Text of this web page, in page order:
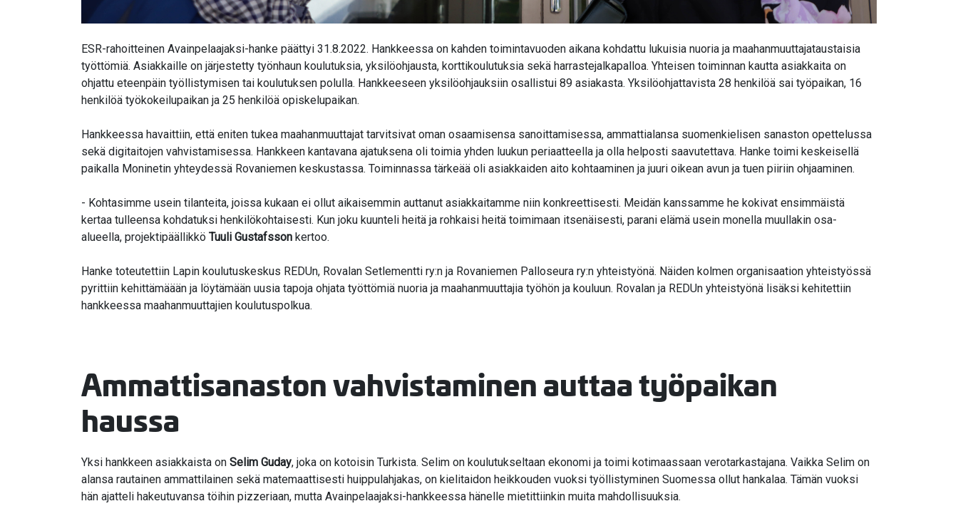
ESR-rahoitteinen Avainpelaajaksi-hanke päättyi 31.8.2022. Hankkeessa on kahden toimintavuoden aikana kohdattu lukuisia nuoria ja maahanmuuttajataustaisia
työttömiä. Asiakkaille on järjestetty työnhaun koulutuksia, yksilöohjausta, korttikoulutuksia sekä harrastejalkapalloa. Yhteisen toiminnan kautta asiakkaita on
ohjattu eteenpäin työllistymisen tai koulutuksen polulla. Hankkeeseen yksilöohjauksiin osallistui 89 asiakasta. Yksilöohjattavista 28 henkilöä sai työpaikan, 16
henkilöä työkokeilupaikan ja 25 henkilöä opiskelupaikan.
Hankkeessa havaittiin, että eniten tukea maahanmuuttajat tarvitsivat oman osaamisensa sanoittamisessa, ammattialansa suomenkielisen sanaston opettelussa
sekä digitaitojen vahvistamisessa. Hankkeen kantavana ajatuksena oli toimia yhden luukun periaatteella ja olla helposti saavutettava. Hanke toimi keskeisellä
paikalla Moninetin yhteydessä Rovaniemen keskustassa. Toiminnassa tärkeää oli asiakkaiden aito kohtaaminen ja juuri oikean avun ja tuen piiriin ohjaaminen.
- Kohtasimme usein tilanteita, joissa kukaan ei ollut aikaisemmin auttanut asiakkaitamme niin konkreettisesti. Meidän kanssamme he kokivat ensimmäistä
kertaa tulleensa kohdatuksi henkilökohtaisesti. Kun joku kuunteli heitä ja rohkaisi heitä toimimaan itsenäisesti, parani elämä usein monella muullakin osa-
alueella, projektipäällikkö Tuuli Gustafsson kertoo.
Hanke toteutettiin Lapin koulutuskeskus REDUn, Rovalan Setlementti ry:n ja Rovaniemen Palloseura ry:n yhteistyönä. Näiden kolmen organisaation yhteistyössä
pyrittiin kehittämäään ja löytämään uusia tapoja ohjata työttömiä nuoria ja maahanmuuttajia työhön ja kouluun. Rovalan ja REDUn yhteistyönä lisäksi kehitettiin
hankkeessa maahanmuuttajien koulutuspolkua.
Ammattisanaston vahvistaminen auttaa työpaikan
haussa
Yksi hankkeen asiakkaista on Selim Guday, joka on kotoisin Turkista. Selim on koulutukseltaan ekonomi ja toimi kotimaassaan verotarkastajana. Vaikka Selim on
alansa rautainen ammattilainen sekä matemaattisesti huippulahjakas, on kielitaidon heikkouden vuoksi työllistyminen Suomessa ollut hankalaa. Tämän vuoksi
hän ajatteli hakeutuvansa töihin pizzeriaan, mutta Avainpelaajaksi-hankkeessa hänelle mietittiinkin muita mahdollisuuksia.